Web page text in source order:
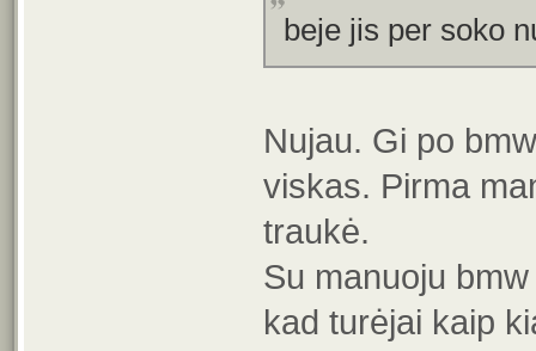
beje jis per soko
Nujau. Gi po
viskas. Pirma
traukė.
Su manuoju
kad turėjai kaip